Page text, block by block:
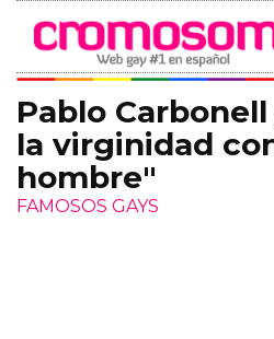
Pablo
la virginidad
hombre"
FAMOSOS GAYS